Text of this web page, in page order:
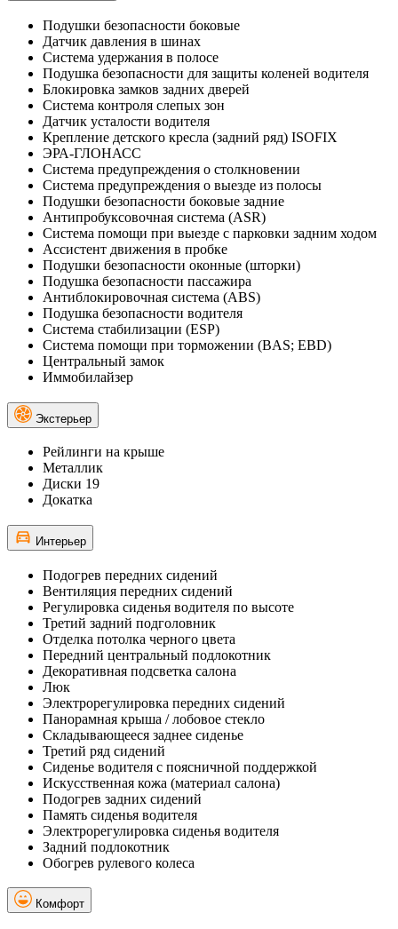
Подушки безопасности боковые
Датчик давления в шинах
Система удержания в полосе
Подушка безопасности для защиты коленей водителя
Блокировка замков задних дверей
Система контроля слепых зон
Датчик усталости водителя
Крепление детского кресла (задний ряд) ISOFIX
ЭРА-ГЛОНАСС
Система предупреждения о столкновении
Система предупреждения о выезде из полосы
Подушки безопасности боковые задние
Антипробуксовочная система (ASR)
Система помощи при выезде с парковки задним ходом
Ассистент движения в пробке
Подушки безопасности оконные (шторки)
Подушка безопасности пассажира
Антиблокировочная система (ABS)
Подушка безопасности водителя
Система стабилизации (ESP)
Система помощи при торможении (BAS; EBD)
Центральный замок
Иммобилайзер
Экстерьер
Рейлинги на крыше
Металлик
Диски 19
Докатка
Интерьер
Подогрев передних сидений
Вентиляция передних сидений
Регулировка сиденья водителя по высоте
Третий задний подголовник
Отделка потолка черного цвета
Передний центральный подлокотник
Декоративная подсветка салона
Люк
Электрорегулировка передних сидений
Панорамная крыша / лобовое стекло
Складывающееся заднее сиденье
Третий ряд сидений
Сиденье водителя с поясничной поддержкой
Искусственная кожа (материал салона)
Подогрев задних сидений
Память сиденья водителя
Электрорегулировка сиденья водителя
Задний подлокотник
Обогрев рулевого колеса
Комфорт